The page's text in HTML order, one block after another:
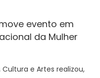
evento em
da Mulher
e Artes realizou,